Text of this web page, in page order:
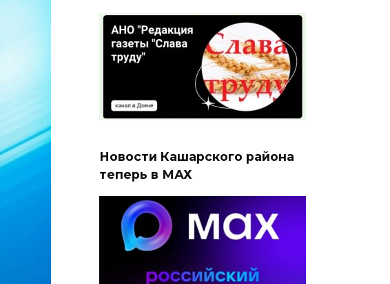
Новости Кашарского района
теперь в МАХ